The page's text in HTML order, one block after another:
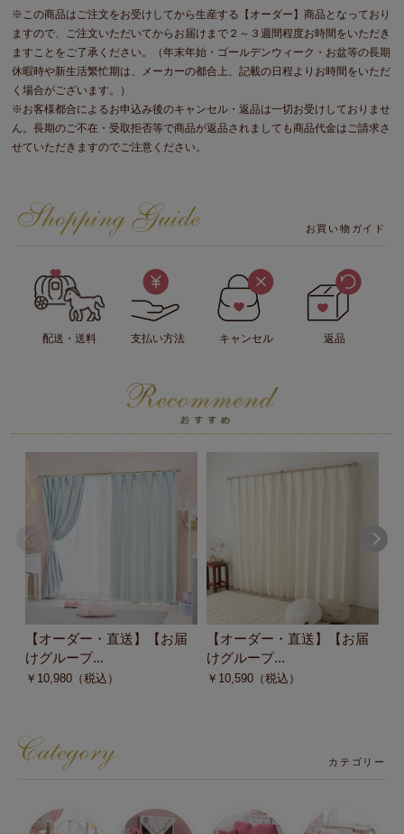
※この商品はご注文をお受けしてから生産する【オーダー】商品となっており
ますので、ご注文いただいてからお届けまで２～３週間程度お時間をいただき
ますことをご了承ください。（年末年始・ゴールデンウィーク・お盆等の長期
休暇時や新生活繁忙期は、メーカーの都合上、記載の日程よりお時間をいただ
く場合がございます。）
※お客様都合によるお申込み後のキャンセル・返品は一切お受けしておりませ
ん。長期のご不在・受取拒否等で商品が返品されましても商品代金はご請求さ
せていただきますのでご注意ください。
お買い物ガイド
配送・送料 支払い方法 キャンセル 返品
【オーダー・直送】【お届
けグループ...
￥ 10,980 （税込）
【オーダー・直送】【お届
けグループ...
￥ 10,590 （税込）
カテゴリー